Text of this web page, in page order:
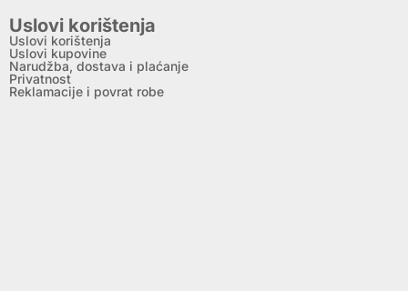
Uslovi korištenja
Uslovi korištenja
Uslovi kupovine
Narudžba, dostava i plaćanje
Privatnost
Reklamacije i povrat robe